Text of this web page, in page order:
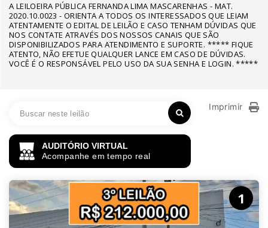
A LEILOEIRA PÚBLICA FERNANDA LIMA MASCARENHAS - MAT.
2020.10.0023 - ORIENTA A TODOS OS INTERESSADOS QUE LEIAM
ATENTAMENTE O EDITAL DE LEILÃO E CASO TENHAM DÚVIDAS QUE
NOS CONTATE ATRAVÉS DOS NOSSOS CANAIS QUE SÃO
DISPONIBILIZADOS PARA ATENDIMENTO E SUPORTE. ***** FIQUE
ATENTO, NÃO EFETUE QUALQUER LANCE EM CASO DE DÚVIDAS.
VOCÊ É O RESPONSÁVEL PELO USO DA SUA SENHA E LOGIN. *****
AUDITÓRIO VIRTUAL
Acompanhe em tempo real
Imprimir
1